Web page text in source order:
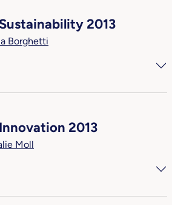
2013
Borghetti
2013
Moll